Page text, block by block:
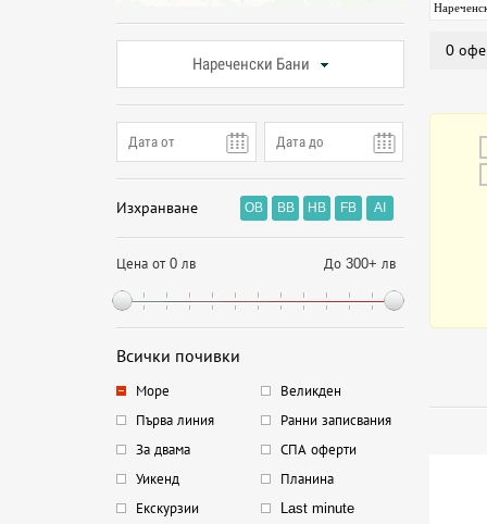
Нареченски Бани
Изхранване OB BB HB FB AI
Цена от 0 лв До 300+ лв
Всички почивки
Море
Великден
Първа линия
Ранни записвания
За двама
СПА оферти
Уикенд
Планина
Екскурзии
Last minute
0